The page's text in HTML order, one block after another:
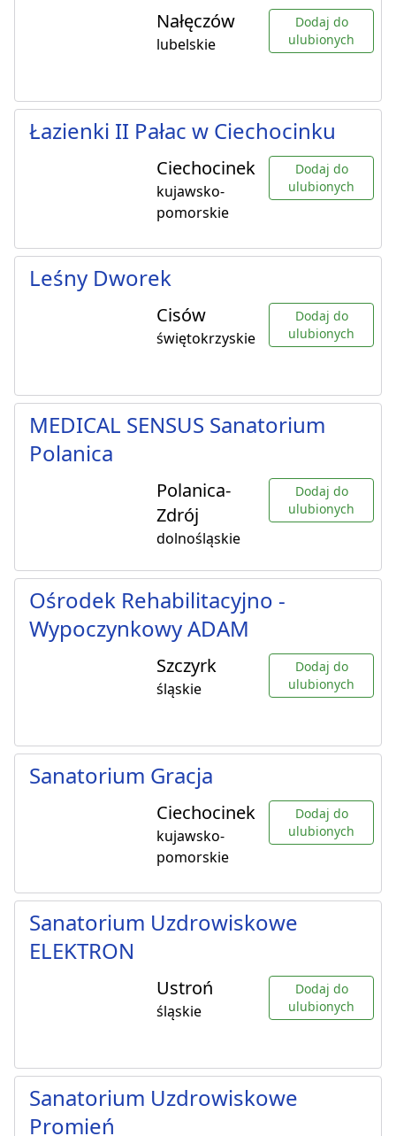
Nałęczów
lubelskie
Dodaj do
ulubionych
Łazienki II Pałac w Ciechocinku
Ciechocinek
kujawsko-
pomorskie
Dodaj do
ulubionych
Leśny Dworek
Cisów
świętokrzyskie
Dodaj do
ulubionych
MEDICAL SENSUS Sanatorium
Polanica
Polanica-
Zdrój
dolnośląskie
Dodaj do
ulubionych
Ośrodek Rehabilitacyjno -
Wypoczynkowy ADAM
Szczyrk
śląskie
Dodaj do
ulubionych
Sanatorium Gracja
Ciechocinek
kujawsko-
pomorskie
Dodaj do
ulubionych
Sanatorium Uzdrowiskowe
ELEKTRON
Ustroń
śląskie
Dodaj do
ulubionych
Sanatorium Uzdrowiskowe
Promień